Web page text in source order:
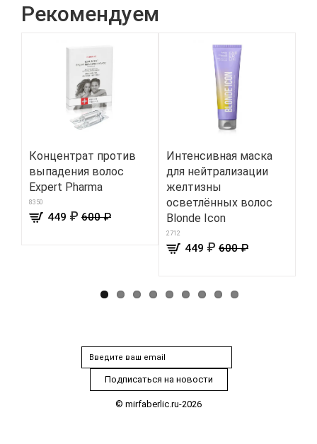
Рекомендуем
Концентрат против
выпадения волос
Expert Pharma
8350
449 ₽ 600 ₽
Интенсивная маска
для нейтрализации
желтизны
осветлённых волос
Blonde Icon
2712
449 ₽ 600 ₽
© mirfaberlic.ru-2026